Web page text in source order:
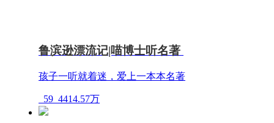
鲁滨逊漂流记|喵博士听名著
孩子一听就着迷，爱上一本本名著
59 4414.57万